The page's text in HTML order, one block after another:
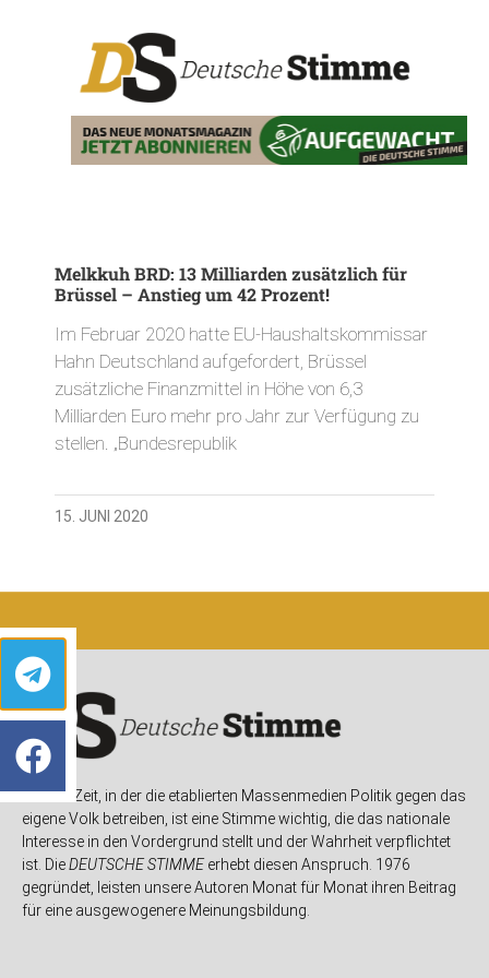
Melkkuh BRD: 13 Milliarden zusätzlich für
Brüssel – Anstieg um 42 Prozent!
Im Februar 2020 hatte EU-Haushaltskommissar
Hahn Deutschland aufgefordert, Brüssel
zusätzliche Finanzmittel in Höhe von 6,3
Milliarden Euro mehr pro Jahr zur Verfügung zu
stellen. „Bundesrepublik
15. JUNI 2020
In einer Zeit, in der die etablierten Massenmedien Politik gegen das
eigene Volk betreiben, ist eine Stimme wichtig, die das nationale
Interesse in den Vordergrund stellt und der Wahrheit verpflichtet
ist. DieDEUTSCHE STIMMEerhebt diesen Anspruch. 1976
gegründet, leisten unsere Autoren Monat für Monat ihren Beitrag
für eine ausgewogenere Meinungsbildung.